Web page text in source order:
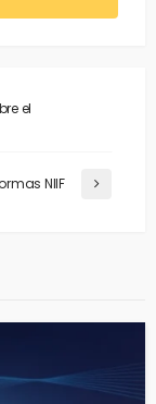
el
NIIF